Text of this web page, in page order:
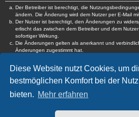
Diese Website nutzt Cookies, um
bestmöglichen Komfort bei der
bieten. Mehr erfahren
Der Betreiber ist berechtigt, die
ändern. Die Änderung wird dem Nutzer per E-Mail
Der Nutzer ist berechtigt, den Änderungen zu
erlischt das zwischen dem Betreiber und dem
sofortiger Wirkung.
Die Änderungen gelten als anerkannt und
Änderungen zugestimmt hat.
Informationen über den Umgang mit deinen
Datenschutzerklärung enthalten.
Foren-Übersicht